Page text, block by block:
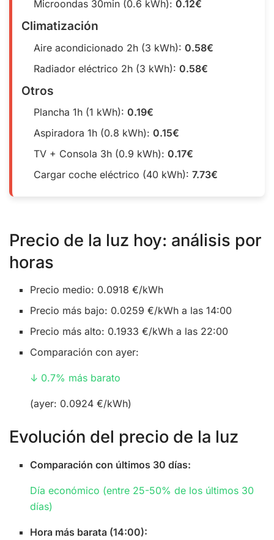
Microondas 30min (0.6 kWh): 0.12€
Climatización
Aire acondicionado 2h (3 kWh): 0.58€
Radiador eléctrico 2h (3 kWh): 0.58€
Otros
Plancha 1h (1 kWh): 0.19€
Aspiradora 1h (0.8 kWh): 0.15€
TV + Consola 3h (0.9 kWh): 0.17€
Cargar coche eléctrico (40 kWh): 7.73€
Precio de la luz hoy: análisis por
horas
Precio medio: 0.0918 €/kWh
Precio más bajo: 0.0259 €/kWh a las 14:00
Precio más alto: 0.1933 €/kWh a las 22:00
Comparación con ayer:
↓ 0.7% más barato
(ayer: 0.0924 €/kWh)
Evolución del precio de la luz
Comparación con últimos 30 días:
Día económico (entre 25-50% de los últimos 30
días)
Hora más barata (14:00):